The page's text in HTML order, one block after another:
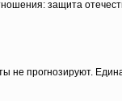
защита
не прогнозируют.